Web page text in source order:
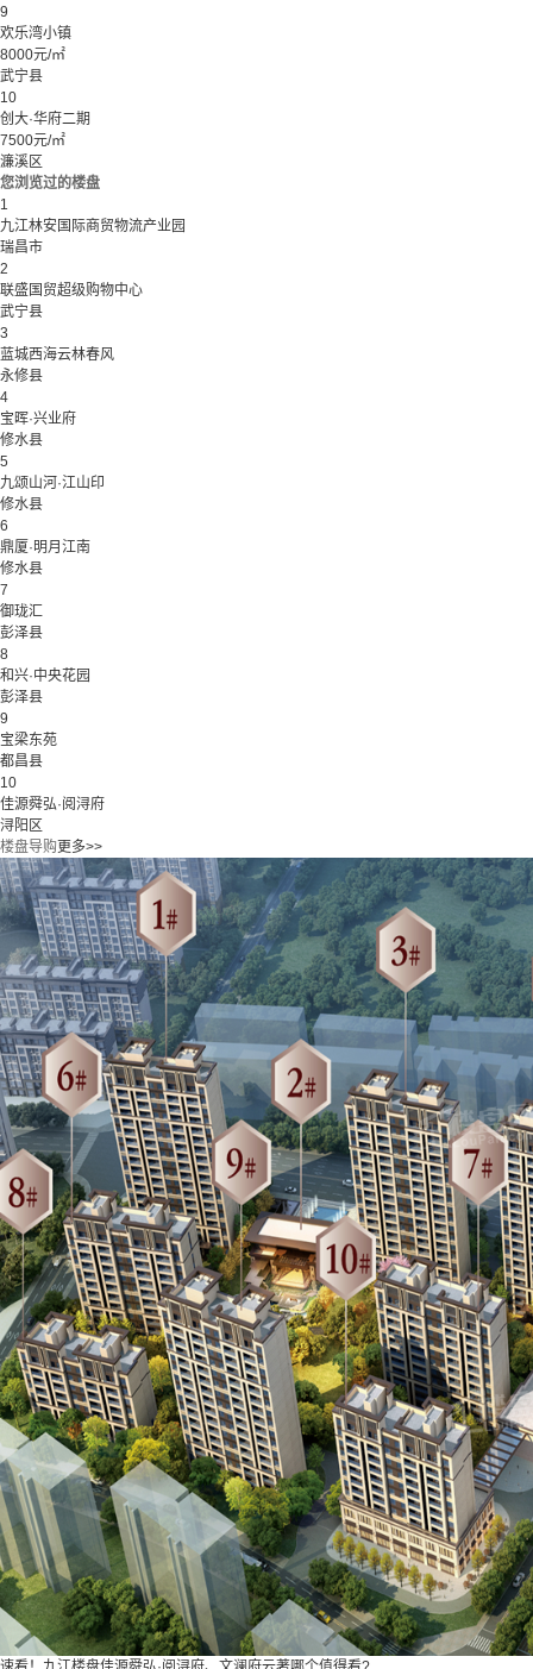
9
欢乐湾小镇
8000元/㎡
武宁县
10
创大·华府二期
7500元/㎡
濂溪区
您浏览过的楼盘
1
九江林安国际商贸物流产业园
瑞昌市
2
联盛国贸超级购物中心
武宁县
3
蓝城西海云林春风
永修县
4
宝晖·兴业府
修水县
5
九颂山河·江山印
修水县
6
鼎厦·明月江南
修水县
7
御珑汇
彭泽县
8
和兴·中央花园
彭泽县
9
宝梁东苑
都昌县
10
佳源舜弘·阅浔府
浔阳区
楼盘导购更多>>